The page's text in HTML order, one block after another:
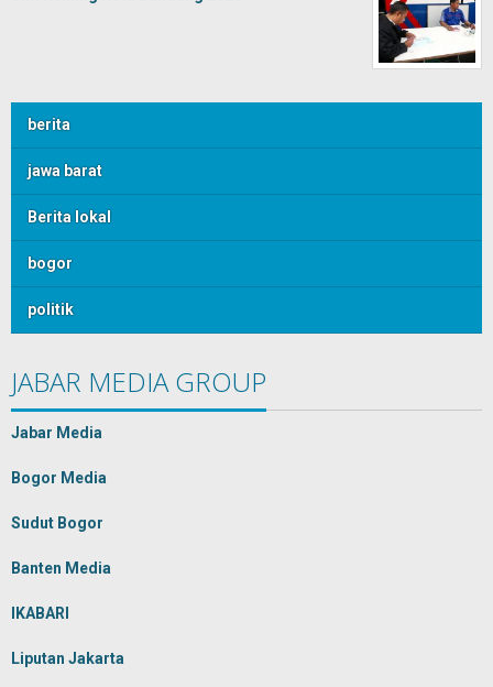
berita
jawa barat
Berita lokal
bogor
politik
JABAR MEDIA GROUP
Jabar Media
Bogor Media
Sudut Bogor
Banten Media
IKABARI
Liputan Jakarta